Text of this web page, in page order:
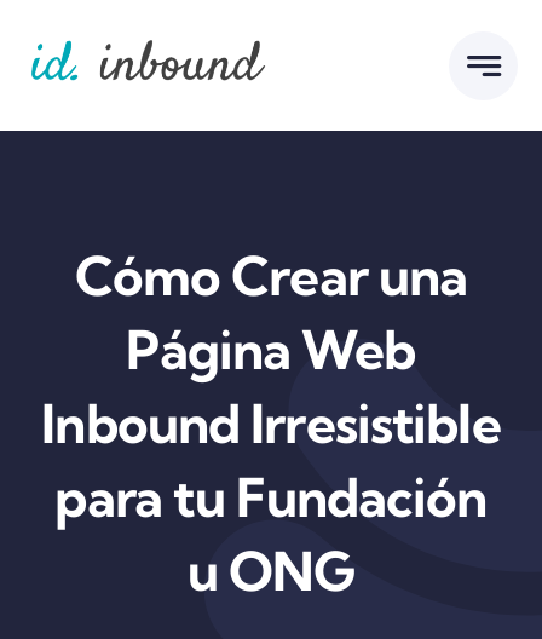
content
Cómo Crear una
Página Web
Inbound Irresistible
para tu Fundación
u ONG